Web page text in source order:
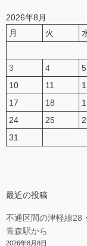
2026年8月
月
火
3
4 5
10
11
17
18
24
25
31
最近の投稿
不通区間の津軽線28
青森駅から
2026年8月8日